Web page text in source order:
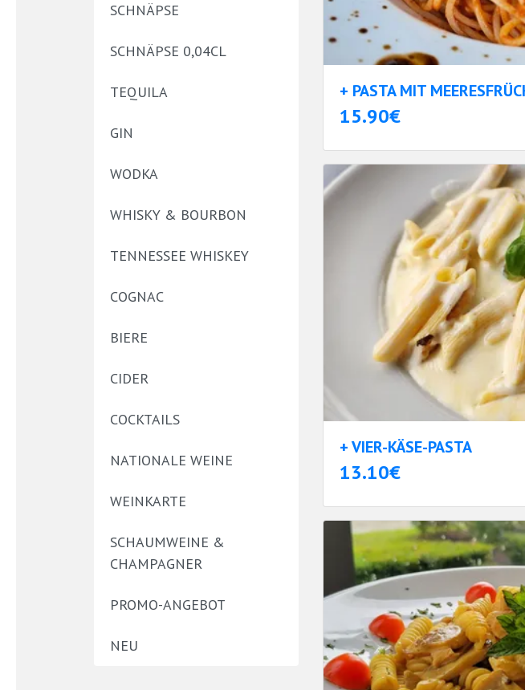
SCHNÄPSE
SCHNÄPSE 0,04CL
TEQUILA
GIN
WODKA
WHISKY & BOURBON
TENNESSEE WHISKEY
COGNAC
BIERE
CIDER
COCKTAILS
NATIONALE WEINE
WEINKARTE
SCHAUMWEINE &
CHAMPAGNER
PROMO-ANGEBOT
NEU
+ PASTA MIT
15.90€
+ VIER-KÄSE-PASTA
13.10€